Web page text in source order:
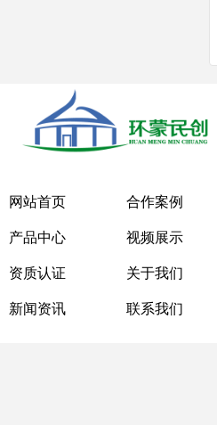
网站首页
产品中心
资质认证
新闻资讯
合作案例
视频展示
关于我们
联系我们